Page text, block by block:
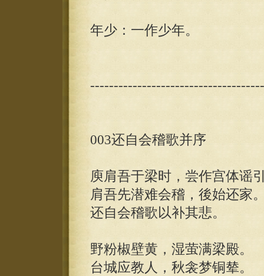
年少：一作少年。
003还自会稽歌并序
庾肩吾于梁时，尝作宫体谣
肩吾先潜难会稽，後始还家
还自会稽歌以补其悲。
野粉椒壁黄，湿萤满梁殿。
台城应教人，秋衾梦铜辇。